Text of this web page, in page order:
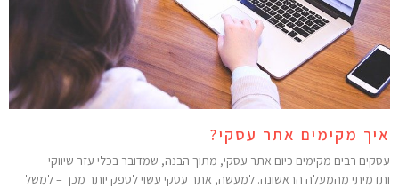
מקימים אתר עסקי?
רבים מקימים כיום אתר עסקי, מתוך הבנה, שמדובר בכלי עזר שיווקי
מהמעלה הראשונה. למעשה, אתר עסקי עשוי לספק יותר מכך – למשל